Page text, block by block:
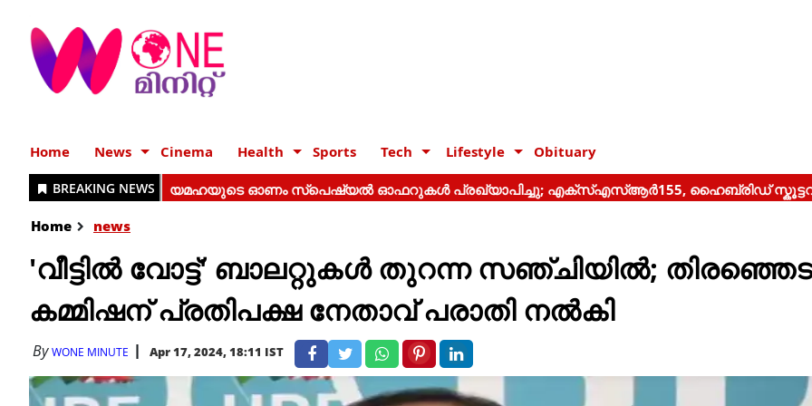
Home News Cinema Health Sports Tech Lifestyle Obituary
Home news
'വീട്ടില്‍ വോട്ട്' ബാലറ്റുകള്‍ തുറന്ന സഞ്ചിയില്‍;
കമ്മിഷന് പ്രതിപക്ഷ നേതാവ് പരാതി നല്‍കി
ByWONE MINUTE Apr 17, 2024, 18:11 IST